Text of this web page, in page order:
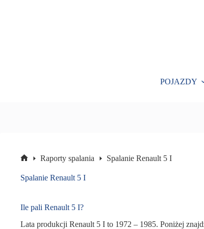
POJAZDY
główna
Raporty spalania Spalanie Renault 5 I
Spalanie Renault 5 I
Ile pali Renault 5 I?
Lata produkcji Renault 5 I to 1972 – 1985. Poniżej